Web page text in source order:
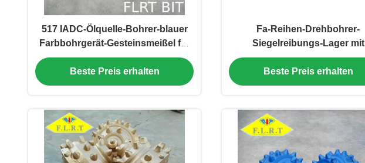
517 IADC-Ölquelle-Bohrer-blauer
Farbbohrgerät-Gesteinsmeißel für
mittelharte Bildung
Beste Preis erhalten
Fa-Reihen-Drehbohrer-
Siegelreibungs-Lager mit
Messgerät-Schutz
Beste Preis erhalten